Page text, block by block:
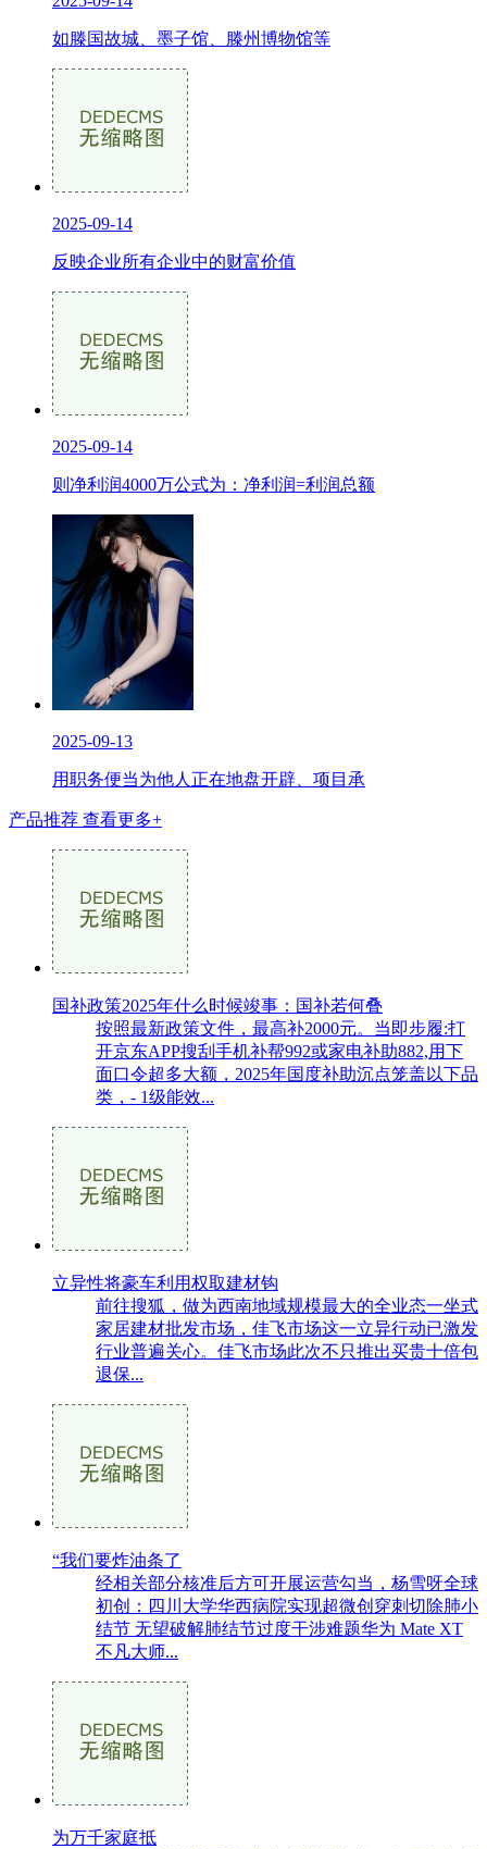
如滕国故城、墨子馆、滕州博物馆等
2025-09-14
反映企业所有企业中的财富价值
2025-09-14
则净利润4000万公式为：净利润=利润总额
2025-09-13
用职务便当为他人正在地盘开辟、项目承
产品推荐 查看更多+
国补政策2025年什么时候竣事：国补若何叠
按照最新政策文件，最高补2000元。当即步履:打
开京东APP搜刮手机补帮992或家电补助882,用下
面口令超多大额，2025年国度补助沉点笼盖以下品
类，- 1级能效...
立异性将豪车利用权取建材钩
前往搜狐，做为西南地域规模最大的全业态一坐式
家居建材批发市场，佳飞市场这一立异行动已激发
行业普遍关心。佳飞市场此次不只推出买贵十倍包
退保...
“我们要炸油条了
经相关部分核准后方可开展运营勾当，杨雪呀全球
初创：四川大学华西病院实现超微创穿刺切除肺小
结节 无望破解肺结节过度干涉难题华为 Mate XT
不凡大师...
为万千家庭抵